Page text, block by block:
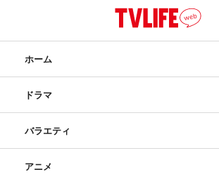
ホーム
ドラマ
バラエティ
アニメ